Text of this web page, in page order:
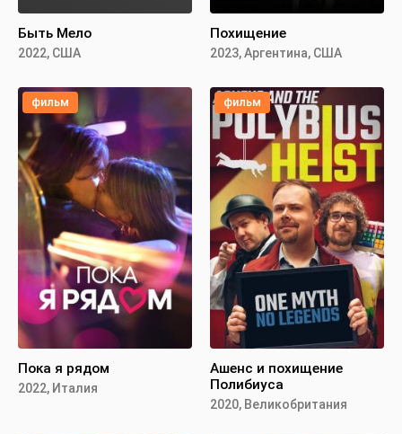
Быть Мело
2022, США
Похищение
2023, Аргентина, США
фильм
Пока я рядом
2022, Италия
фильм
Ашенс и похищение
Полибиуса
2020, Великобритания